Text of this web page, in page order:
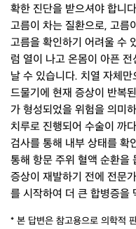
확한 진단을 받으셔야 합니
고름이 차는 질환으로, 고름
고름을 확인하기 어려울 수
럼 열이 나고 온몸이 아픈
날 수 있습니다. 치열 자체
드물기에 현재 증상이 반복
가 형성되었을 위험을 의미
치루로 진행되어 수술이 까
검사를 통해 내부 상태를 확
통해 항문 주위 혈액 순환을
증상이 재발하기 전에 전문
를 시작하여 더 큰 합병증을
* 본 답변은 참고용으로 의학적